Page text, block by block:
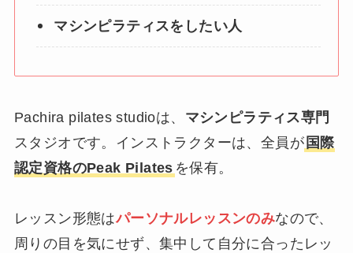
マシンピラティスをしたい人
Pachira pilates studioは、 マシンピラティス専門
スタジオです。インストラクターは、全員が 国際
認定資格のPeak Pilates を保有。
レッスン形態はパーソナルレッスンのみなので、
周りの目を気にせず、集中して自分に合ったレッ